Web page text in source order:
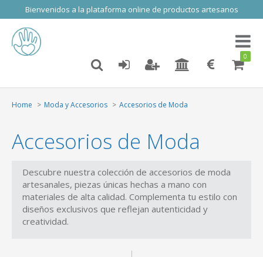
Bienvenidos a la plataforma online de productos artesanos
Toggle
0
Home Moda y Accesorios Accesorios de Moda
Accesorios de Moda
Descubre nuestra colección de accesorios de moda
artesanales, piezas únicas hechas a mano con
materiales de alta calidad. Complementa tu estilo con
diseños exclusivos que reflejan autenticidad y
creatividad.